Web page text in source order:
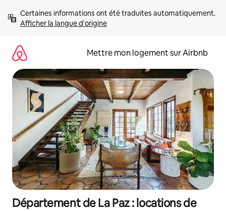
directement
Afficher la langue d'origine
Mettre mon logement sur Airbnb
Département de La Paz : locations de